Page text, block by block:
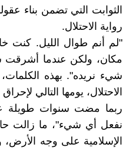
الثوابت التي تضمن بناء
رواية الاحتلال.
"لم أنم طوال الليل. كنت
مكان، ولكن عندما أشرقت
شيء نريده". بهذه
الاحتلال، يومها التالي
ربما مضت سنوات طويلة
نفعل أي شيء"، ما زالت
الإسلامية على وجه الأرض،